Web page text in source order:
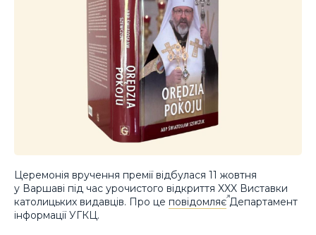
Церемонія вручення премії відбулася 11 жовтня
у Варшаві під час урочистого відкриття XXX Виставки
католицьких видавців. Про це повідомляєДепартамент
інформації УГКЦ.